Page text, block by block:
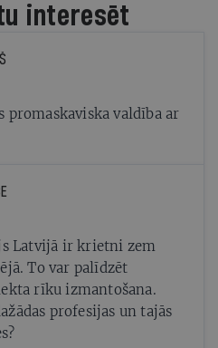
interesēt
promaskaviska valdība ar
Latvijā ir krietni zem
To var palīdzēt
rīku izmantošana.
profesijas un tajās